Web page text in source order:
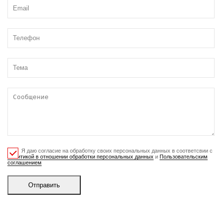
Я даю согласие на обработку своих персональных данных в соответсвии с
Политикой в отношении обработки персональных данных и Пользовательским
соглашением
Отправить